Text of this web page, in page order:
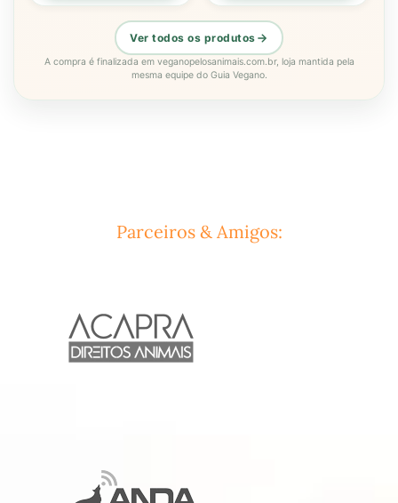
Ver todos os produtos
A compra é finalizada em veganopelosanimais.com.br, loja mantida pela
mesma equipe do Guia Vegano.
Parceiros & Amigos: